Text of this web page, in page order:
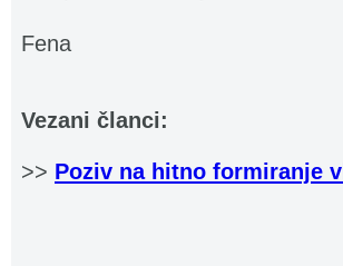
Fena
Vezani članci:
>> Poziv na hitno formiranje